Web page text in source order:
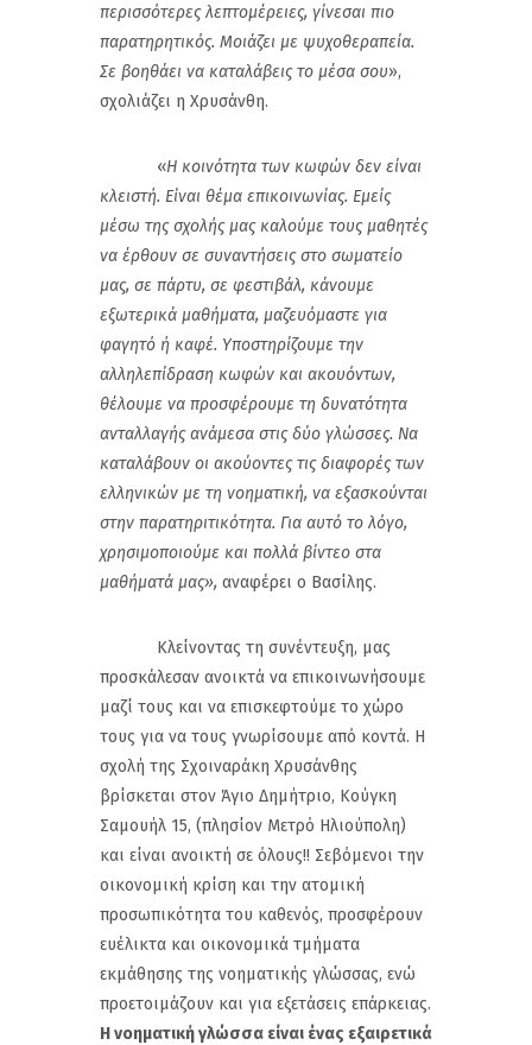
περισσότερες λεπτομέρειες, γίνεσαι πιο
παρατηρητικός. Μοιάζει με ψυχοθεραπεία.
Σε βοηθάει να καταλάβεις το μέσα σου»,
σχολιάζει η Χρυσάνθη.
«Η κοινότητα των κωφών δεν είναι
κλειστή. Είναι θέμα επικοινωνίας. Εμείς
μέσω της σχολής μας καλούμε τους μαθητές
να έρθουν σε συναντήσεις στο σωματείο
μας, σε πάρτυ, σε φεστιβάλ, κάνουμε
εξωτερικά μαθήματα, μαζευόμαστε για
φαγητό ή καφέ. Υποστηρίζουμε την
αλληλεπίδραση κωφών και ακουόντων,
θέλουμε να προσφέρουμε τη δυνατότητα
ανταλλαγής ανάμεσα στις δύο γλώσσες. Να
καταλάβουν οι ακούοντες τις διαφορές των
ελληνικών με τη νοηματική, να εξασκούνται
στην παρατηριτικότητα. Για αυτό το λόγο,
χρησιμοποιούμε και πολλά βίντεο στα
μαθήματά μας», αναφέρει ο Βασίλης.
Κλείνοντας τη συνέντευξη, μας
προσκάλεσαν ανοικτά να επικοινωνήσουμε
μαζί τους και να επισκεφτούμε το χώρο
τους για να τους γνωρίσουμε από κοντά. Η
σχολή της Σχοιναράκη Χρυσάνθης
βρίσκεται στον Άγιο Δημήτριο, Κούγκη
Σαμουήλ 15, (πλησίον Μετρό Ηλιούπολη)
και είναι ανοικτή σε όλους!! Σεβόμενοι την
οικονομική κρίση και την ατομική
προσωπικότητα του καθενός, προσφέρουν
ευέλικτα και οικονομικά τμήματα
εκμάθησης της νοηματικής γλώσσας, ενώ
προετοιμάζουν και για εξετάσεις επάρκειας.
Η νοηματική γλώσσα είναι ένας εξαιρετικά